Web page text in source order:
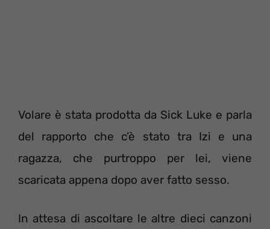
Volare è stata prodotta da Sick Luke e parla
del rapporto che c’è stato tra Izi e una
ragazza, che purtroppo per lei, viene
scaricata appena dopo aver fatto sesso.
In attesa di ascoltare le altre dieci canzoni